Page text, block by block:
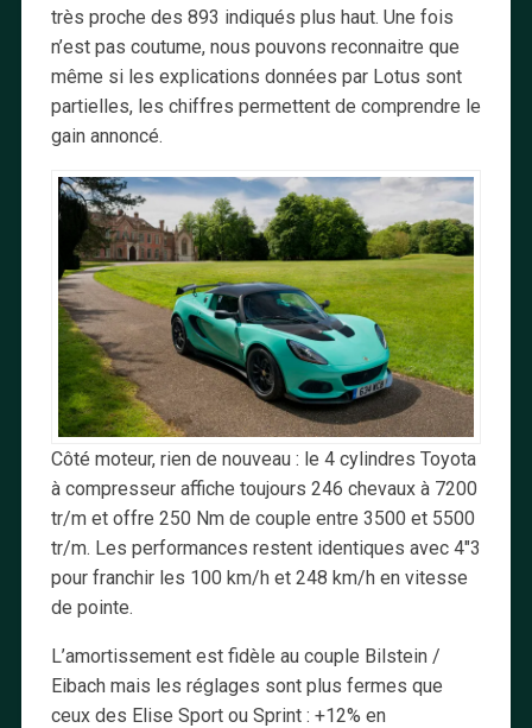
très proche des 893 indiqués plus haut. Une fois
n’est pas coutume, nous pouvons reconnaitre que
même si les explications données par Lotus sont
partielles, les chiffres permettent de comprendre le
gain annoncé.
Côté moteur, rien de nouveau : le 4 cylindres Toyota
à compresseur affiche toujours 246 chevaux à 7200
tr/m et offre 250 Nm de couple entre 3500 et 5500
tr/m. Les performances restent identiques avec 4″3
pour franchir les 100 km/h et 248 km/h en vitesse
de pointe.
L’amortissement est fidèle au couple Bilstein /
Eibach mais les réglages sont plus fermes que
ceux des Elise Sport ou Sprint : +12% en